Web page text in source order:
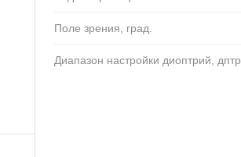
Поле зрения, град.
Диапазон настройки диоптрий, дптр